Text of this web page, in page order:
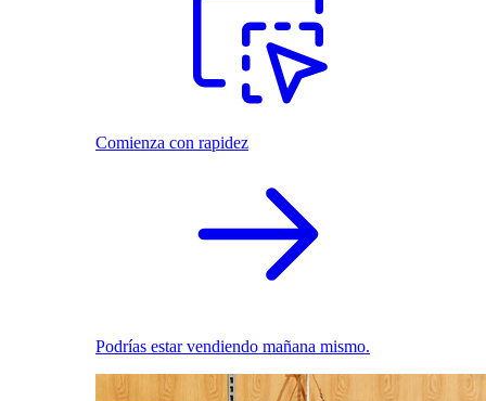
Comienza con rapidez
Podrías estar vendiendo mañana mismo.